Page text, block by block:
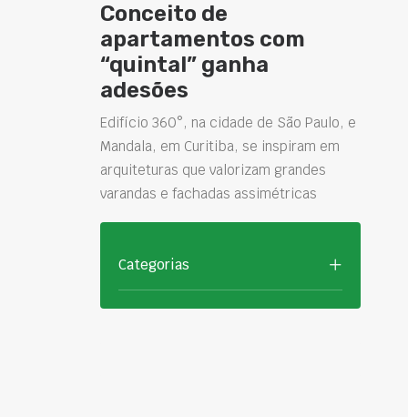
Conceito de
apartamentos com
“quintal” ganha
adesões
Edifício 360°, na cidade de São Paulo, e
Mandala, em Curitiba, se inspiram em
arquiteturas que valorizam grandes
varandas e fachadas assimétricas
Categorias